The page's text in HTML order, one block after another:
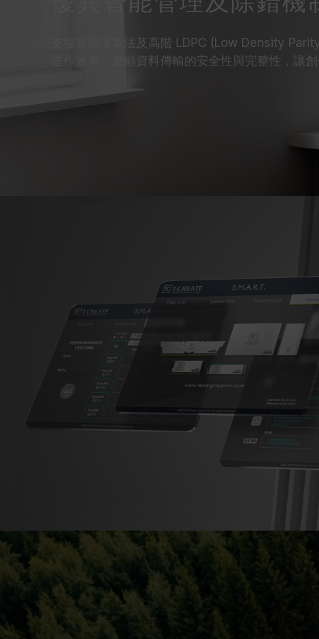
支援智能演算法及高階 LDPC (Low Density
運作效率，兼顧資料傳輸的安全性與完整性，讓